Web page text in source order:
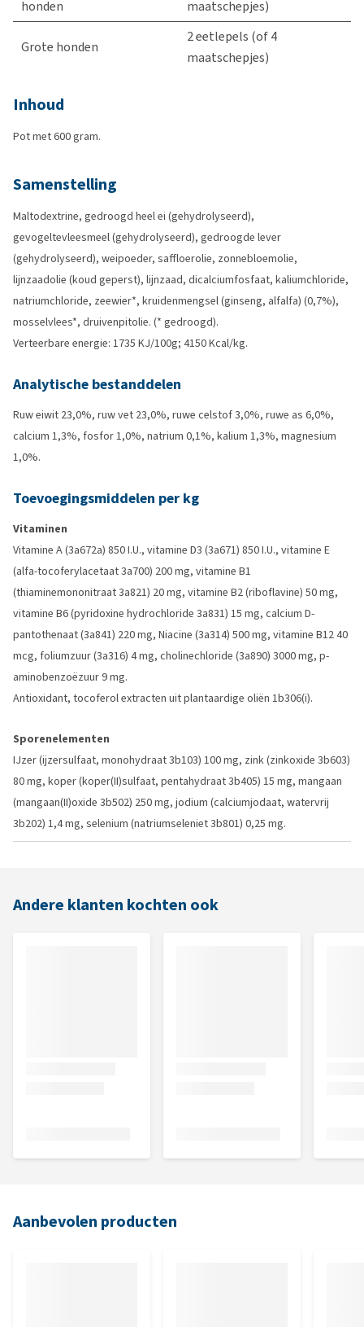
honden maatschepjes)
Grote honden
2 eetlepels (of 4
maatschepjes)
Inhoud
Pot met 600 gram.
Samenstelling
Maltodextrine, gedroogd heel ei (gehydrolyseerd),
gevogeltevleesmeel (gehydrolyseerd), gedroogde lever
(gehydrolyseerd), weipoeder, saffloerolie, zonnebloemolie,
lijnzaadolie (koud geperst), lijnzaad, dicalciumfosfaat, kaliumchloride,
natriumchloride, zeewier*, kruidenmengsel (ginseng, alfalfa) (0,7%),
mosselvlees*, druivenpitolie. (* gedroogd).
Verteerbare energie: 1735 KJ/100g; 4150 Kcal/kg.
Analytische bestanddelen
Ruw eiwit 23,0%, ruw vet 23,0%, ruwe celstof 3,0%, ruwe as 6,0%,
calcium 1,3%, fosfor 1,0%, natrium 0,1%, kalium 1,3%, magnesium
1,0%.
Toevoegingsmiddelen per kg
Vitaminen
Vitamine A (3a672a) 850 I.U., vitamine D3 (3a671) 850 I.U., vitamine E
(alfa-tocoferylacetaat 3a700) 200 mg, vitamine B1
(thiaminemononitraat 3a821) 20 mg, vitamine B2 (riboflavine) 50 mg,
vitamine B6 (pyridoxine hydrochloride 3a831) 15 mg, calcium D-
pantothenaat (3a841) 220 mg, Niacine (3a314) 500 mg, vitamine B12 40
mcg, foliumzuur (3a316) 4 mg, cholinechloride (3a890) 3000 mg, p-
aminobenzoëzuur 9 mg.
Antioxidant, tocoferol extracten uit plantaardige oliën 1b306(i).
Sporenelementen
IJzer (ijzersulfaat, monohydraat 3b103) 100 mg, zink (zinkoxide 3b603)
80 mg, koper (koper(II)sulfaat, pentahydraat 3b405) 15 mg, mangaan
(mangaan(II)oxide 3b502) 250 mg, jodium (calciumjodaat, watervrij
3b202) 1,4 mg, selenium (natriumseleniet 3b801) 0,25 mg.
Andere klanten kochten ook
Aanbevolen producten